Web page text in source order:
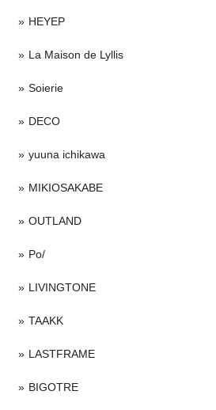
HEYEP
La Maison de Lyllis
Soierie
DECO
yuuna ichikawa
MIKIOSAKABE
OUTLAND
Po/
LIVINGTONE
TAAKK
LASTFRAME
BIGOTRE